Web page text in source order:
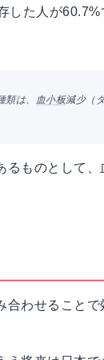
た人が60.7%
は、 血小板減少（
るものとして
合わせること